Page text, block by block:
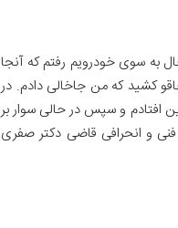
به سوی خودرویم رفتم که آنجا
چاقو کشید که من جاخالی دادم. در
و سپس در حالی سوار بر
و انحرافی قاضی دکتر صفری